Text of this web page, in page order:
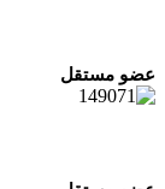
عضو مستقل